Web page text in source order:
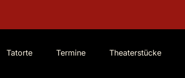
Tatorte Termine Theaterstücke